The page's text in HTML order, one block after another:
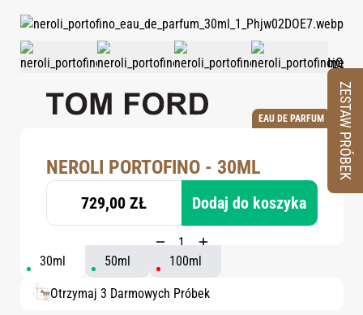
EAU DE PARFUM
NEROLI PORTOFINO - 30ML
729,00 ZŁ Dodaj do koszyka
30ml 50ml 100ml
Otrzymaj 3 Darmowych Próbek
ZESTAW PRÓBEK